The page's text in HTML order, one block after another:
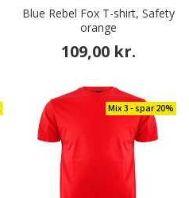
Blue Rebel Fox T-shirt, Safety
orange
109,00 kr.
Mix 3 - spar 20%